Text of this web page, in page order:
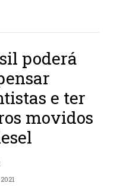
poderá
e ter
movidos